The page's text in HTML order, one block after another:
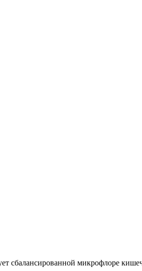
сбалансированной микрофлоре